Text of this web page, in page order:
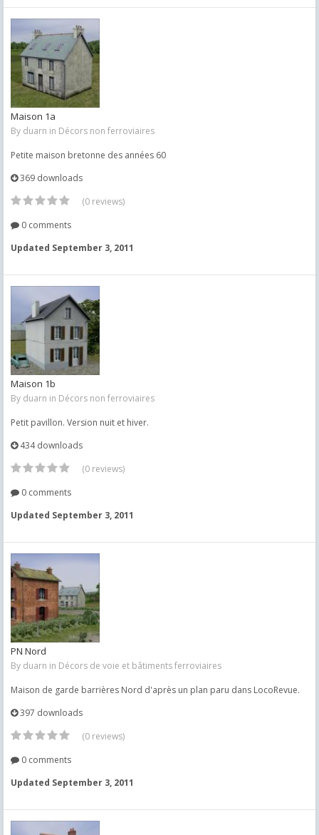
Maison 1a
By duarn in Décors non ferroviaires
Petite maison bretonne des années 60
369 downloads
(0 reviews)
0 comments
Updated September 3, 2011
Maison 1b
By duarn in Décors non ferroviaires
Petit pavillon. Version nuit et hiver.
434 downloads
(0 reviews)
0 comments
Updated September 3, 2011
PN Nord
By duarn in Décors de voie et bâtiments ferroviaires
Maison de garde barrières Nord d'après un plan paru dans LocoRevue.
397 downloads
(0 reviews)
0 comments
Updated September 3, 2011